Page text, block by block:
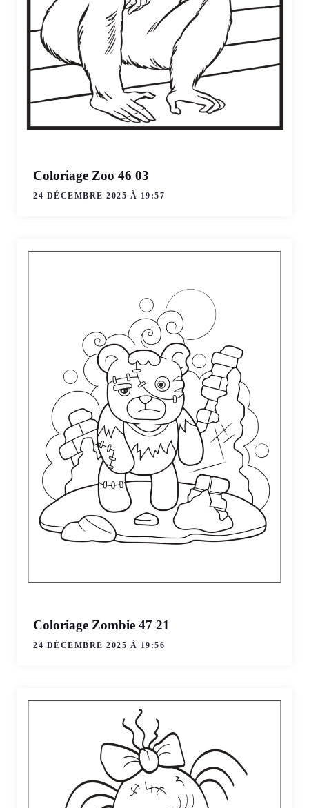
Coloriage Zoo 46 03
24 DÉCEMBRE 2025 À 19:57
Coloriage Zombie 47 21
24 DÉCEMBRE 2025 À 19:56